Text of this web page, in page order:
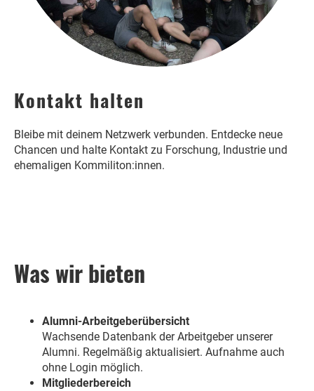
Kontakt halten
Bleibe mit deinem Netzwerk verbunden. Entdecke neue
Chancen und halte Kontakt zu Forschung, Industrie und
ehemaligen Kommiliton:innen.
Was wir bieten
Alumni-Arbeitgeberübersicht
Wachsende Datenbank der Arbeitgeber unserer
Alumni. Regelmäßig aktualisiert. Aufnahme auch
ohne Login möglich.
Mitgliederbereich